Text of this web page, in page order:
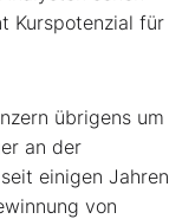
Kurspotenzial für
übrigens um
an der
einigen Jahren
von